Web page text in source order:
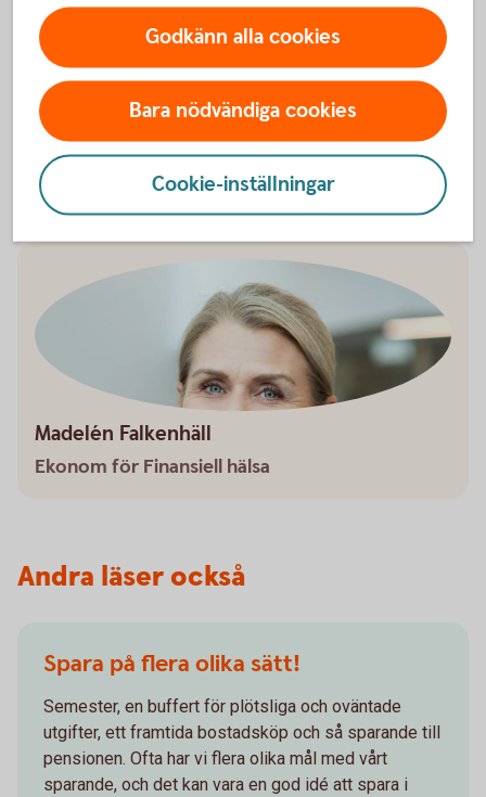
Det finns både verktyg och knep för att få bättre koll
på sin ekonomi.
Checklista - Ta kontroll över ekonomin (pdf)
Utgiftskollen - ett digitaltverktyg
Madelén Falkenhäll
Ekonom för Finansiell hälsa
Andra läser också
Spara på flera olika sätt!
Semester, en buffert för plötsliga och oväntade
utgifter, ett framtida bostadsköp och så sparande till
pensionen. Ofta har vi flera olika mål med vårt
sparande, och det kan vara en god idé att spara i
Godkänn alla cookies
Bara nödvändiga cookies
Cookie-inställningar